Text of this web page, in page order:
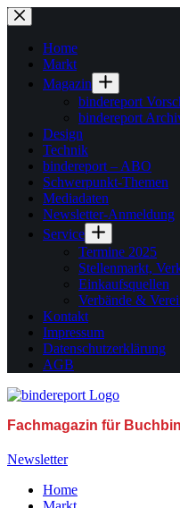
Zum
Inhalt
springenHome
Markt
Magazin
bindereport
bindereport
Design
Technik
bindereport – ABO
Schwerpunkt-Themen
Mediadaten
Newsletter-Anmeldung
Service
Termine 2025
Stellenmarkt,
Einkaufsquellen
Verbände &
Kontakt
Impressum
Datenschutzerklärung
AGB
Fachmagazin für
Newsletter
Home